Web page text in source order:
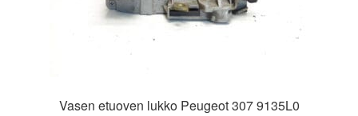
Vasen etuoven lukko Peugeot 307 9135L0